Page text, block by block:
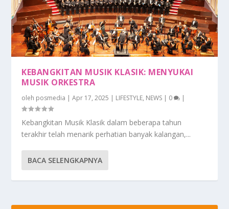
KEBANGKITAN MUSIK KLASIK: MENYUKAI
MUSIK ORKESTRA
oleh posmedia |Apr 17, 2025 | LIFESTYLE, NEWS | 0 |
Kebangkitan Musik Klasik dalam beberapa tahun
terakhir telah menarik perhatian banyak kalangan,...
BACA SELENGKAPNYA